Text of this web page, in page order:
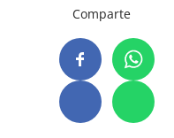
Comparte